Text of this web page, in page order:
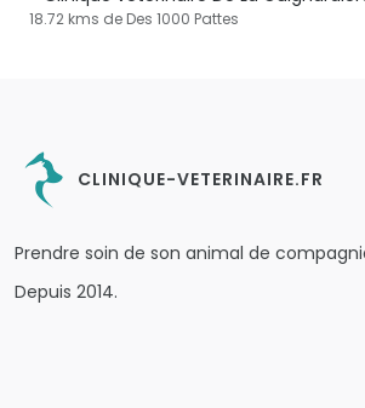
18.72 kms de Des 1000 Pattes
CLINIQUE-VETERINAIRE.FR
Prendre soin de son animal de
Depuis 2014.